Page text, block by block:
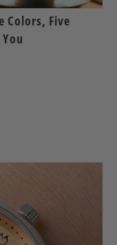
Colors, Five